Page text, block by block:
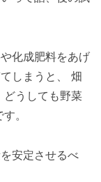
化成肥料をあげ
しまうと、 畑
どうしても野菜
。
安定させるべ